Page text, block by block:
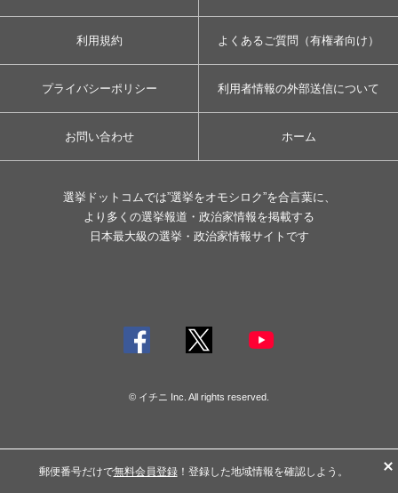
利用規約 よくあるご質問（有権者向け）
プライバシーポリシー 利用者情報の外部送信について
お問い合わせ ホーム
選挙ドットコムでは”選挙をオモシロク”を合言葉に、
より多くの選挙報道・政治家情報を掲載する
日本最大級の選挙・政治家情報サイトです
© イチニ Inc. All rights reserved.
郵便番号だけで無料会員登録！登録した地域情報を確認しよう。